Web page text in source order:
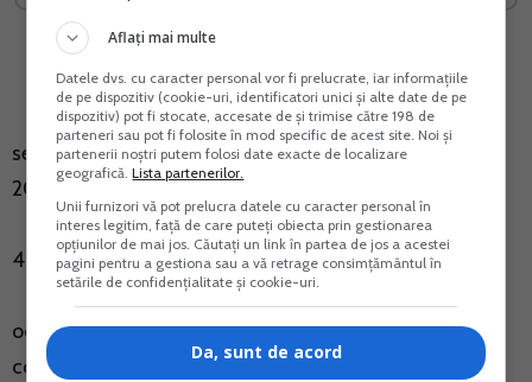
toate debitele principale restante la data de 30
septembrie 2015 se sting pana la data de 31 martie
2016;
diferenta de dobanda de intarziere in cota de
45,8% se stinge pana la data de 30 iunie 2016;
toate impozitele si taxele cu scadenta in perioada 1
octombrie 2015 – 31 martie 2016 sunt achitate
conform legii, analiza facandu-se inclusiv la data
Aflați mai multe
Datele dvs. cu caracter personal vor fi prelucrate, iar informațiile
de pe dispozitiv (cookie-uri, identificatori unici și alte date de pe
dispozitiv) pot fi stocate, accesate de și trimise către 198 de
parteneri sau pot fi folosite în mod specific de acest site. Noi și
partenerii noștri putem folosi date exacte de localizare
geografică.Lista partenerilor.
Unii furnizori vă pot prelucra datele cu caracter personal în
interes legitim, față de care puteți obiecta prin gestionarea
opțiunilor de mai jos. Căutați un link în partea de jos a acestei
pagini pentru a gestiona sau a vă retrage consimțământul în
setările de confidențialitate și cookie-uri.
Da, sunt de acord